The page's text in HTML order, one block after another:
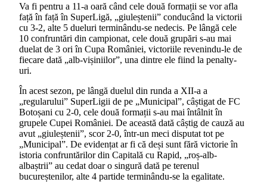
Va fi pentru a 11-a oară când cele două formații se vor afla
față în față în SuperLigă, „giuleștenii” conducând la victorii
cu 3-2, alte 5 dueluri terminându-se nedecis. Pe lângă cele
10 confruntări din campionat, cele două grupări s-au mai
duelat de 3 ori în Cupa României, victoriile revenindu-le de
fiecare dată „alb-vișiniilor”, una dintre ele fiind la penalty-
uri.
În acest sezon, pe lângă duelul din runda a XII-a a
„regularului” SuperLigii de pe „Municipal”, câștigat de FC
Botoșani cu 2-0, cele două formații s-au mai întâlnit în
grupele Cupei României. De această dată câștig de cauză au
avut „giuleștenii”, scor 2-0, într-un meci disputat tot pe
„Municipal”. De evidențat ar fi că deși sunt fără victorie în
istoria confruntărilor din Capitală cu Rapid, „roș-alb-
albaștrii” au cedat doar o singură dată pe terenul
bucureștenilor, alte 4 partide terminându-se la egalitate.